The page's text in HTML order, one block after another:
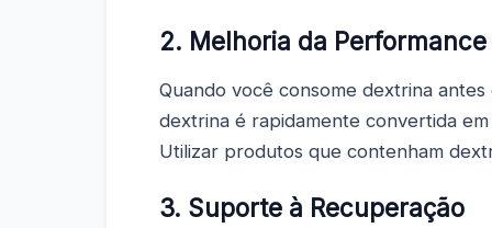
2. Melhoria da
Quando você consome dextrina
dextrina é rapidamente convertida
Utilizar produtos que contenham
3. Suporte à Recuperação